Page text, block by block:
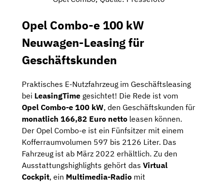
Opel Combo-e 100 kW
Neuwagen-Leasing für
Geschäftskunden
Praktisches E-Nutzfahrzeug im Geschäftsleasing
bei LeasingTime gesichtet! Die Rede ist vom
Opel Combo-e 100 kW, den Geschäftskunden für
monatlich 166,82 Euro netto leasen können.
Der Opel Combo-e ist ein Fünfsitzer mit einem
Kofferraumvolumen 597 bis 2126 Liter. Das
Fahrzeug ist ab März 2022 erhältlich. Zu den
Ausstattungshighlights gehört das Virtual
Cockpit, ein Multimedia-Radio mit